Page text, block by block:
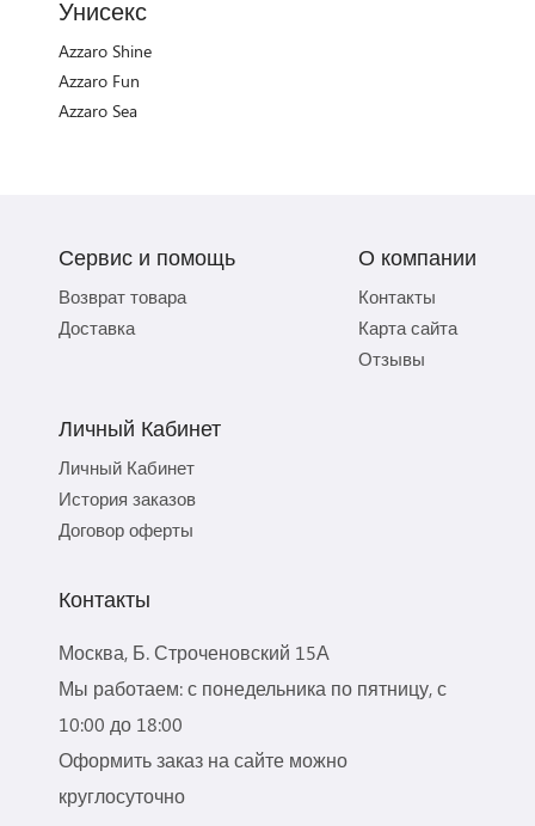
Унисекс
Azzaro Shine
Azzaro Fun
Azzaro Sea
Сервис и помощь
Возврат товара
Доставка
О компании
Контакты
Карта сайта
Отзывы
Личный Кабинет
Личный Кабинет
История заказов
Договор оферты
Контакты
Москва, Б. Строченовский 15А
Мы работаем: с понедельника по пятницу, с
10:00 до 18:00
Оформить заказ на сайте можно
круглосуточно